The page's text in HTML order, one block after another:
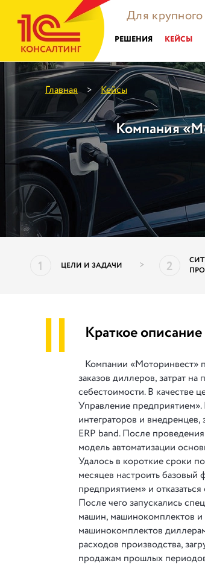
Для крупного
РЕШЕНИЯ КЕЙСЫ
Главная > Кейсы
Компания
1 ЦЕЛИ И ЗАДАЧИ > 2
|| Краткое описание
Компании «Моторинвест»
заказов диллеров, затрат на
себестоимости. В качестве
Управление
интеграторов и
ERP band. После
модель автоматизации
Удалось в короткие сроки
месяцев настроить
предприятием» и
После чего запускались
машин, машинокомплектов и
машинокомплектов
расходов производства,
продажам прошлых